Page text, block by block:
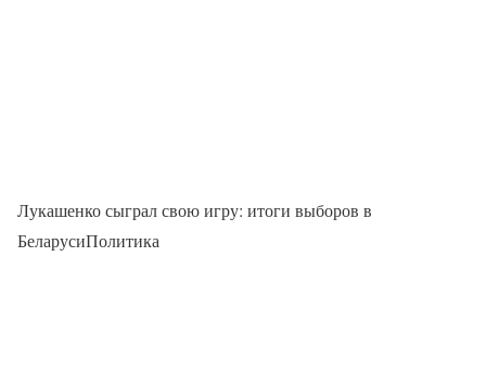
Лукашенко сыграл свою игру: итоги выборов в
БеларусиПолитика